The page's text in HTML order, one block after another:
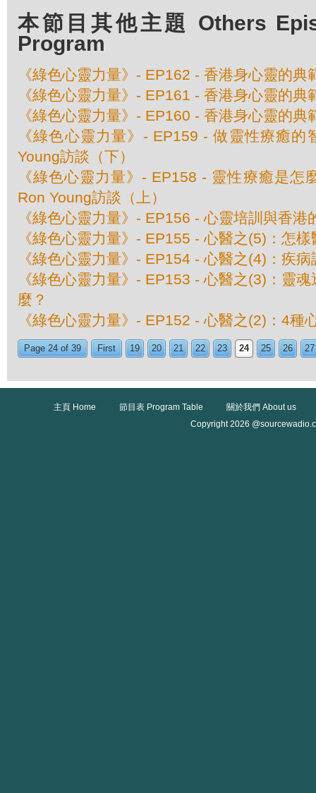
本節目其他主題 Others
Program
《綠色心靈力量》- EP162 - 香港身心靈的典
《綠色心靈力量》- EP161 - 香港身心靈的典
《綠色心靈力量》- EP160 - 香港身心靈的典
《綠色心靈力量》- EP159 - 做靈性療癒的
Young訪談（下）
《綠色心靈力量》- EP158 - 靈性療癒是怎
Ron Young訪談（上）
《綠色心靈力量》- EP156 - 心靈培訓與香港
《綠色心靈力量》- EP155 - 心醫之(5)：怎
《綠色心靈力量》- EP154 - 心醫之(4)：疾
《綠色心靈力量》- EP153 - 心醫之(3)：靈
麼？
《綠色心靈力量》- EP152 - 心醫之(2)：4種
Page 24 of 39 First 19 20 21 22 23 24 25 26 27
主頁 Home 節目表 Program Table
關於我們 About us
Copyright 2026